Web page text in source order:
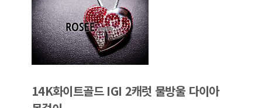
14K화이트골드 IGI 2캐럿 물방울 다이아